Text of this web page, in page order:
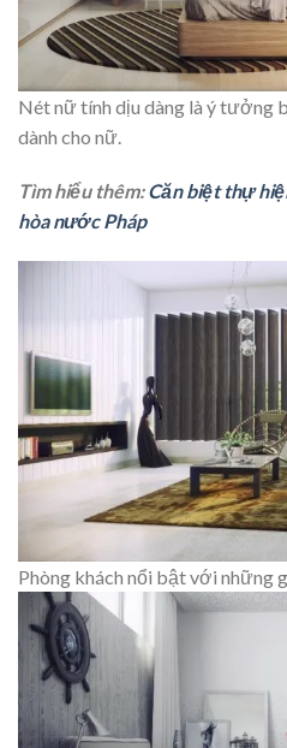
Nét nữ tính dịu dàng là ý tưởng
dành cho nữ.
Tìm hiểu thêm:Căn biệt thự
hòa nước Pháp
Phòng khách nổi bật với những